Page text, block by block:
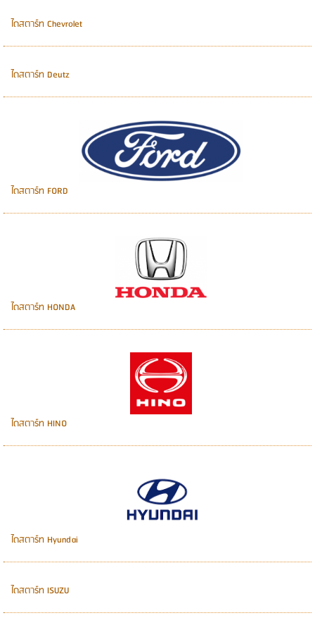
ไดสตาร์ท Chevrolet
ไดสตาร์ท Deutz
ไดสตาร์ท FORD
ไดสตาร์ท HONDA
ไดสตาร์ท HINO
ไดสตาร์ท Hyundai
ไดสตาร์ท ISUZU